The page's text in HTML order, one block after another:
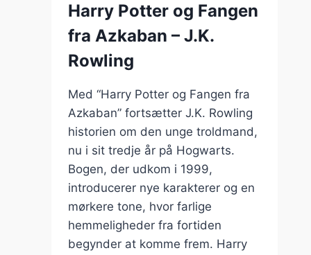
Harry Potter og Fangen
fra Azkaban – J.K.
Rowling
Med “Harry Potter og Fangen fra
Azkaban” fortsætter J.K. Rowling
historien om den unge troldmand,
nu i sit tredje år på Hogwarts.
Bogen, der udkom i 1999,
introducerer nye karakterer og en
mørkere tone, hvor farlige
hemmeligheder fra fortiden
begynder at komme frem. Harry